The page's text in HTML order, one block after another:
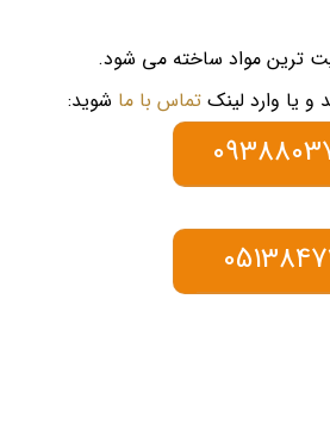
ترین مواد ساخته می شود.
تماس با ما شوید: